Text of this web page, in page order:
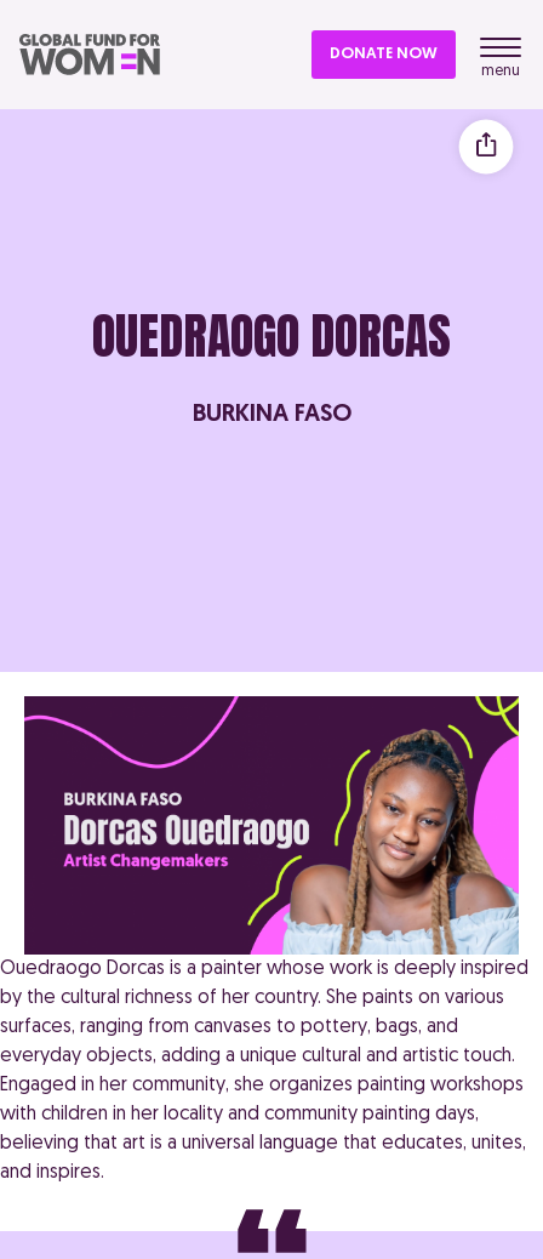
menu
OUEDRAOGO DORCAS
BURKINA FASO
Ouedraogo Dorcas is a painter whose work is deeply inspired
by the cultural richness of her country. She paints on various
surfaces, ranging from canvases to pottery, bags, and
everyday objects, adding a unique cultural and artistic touch.
Engaged in her community, she organizes painting workshops
with children in her locality and community painting days,
believing that art is a universal language that educates, unites,
and inspires.
DONATE NOW